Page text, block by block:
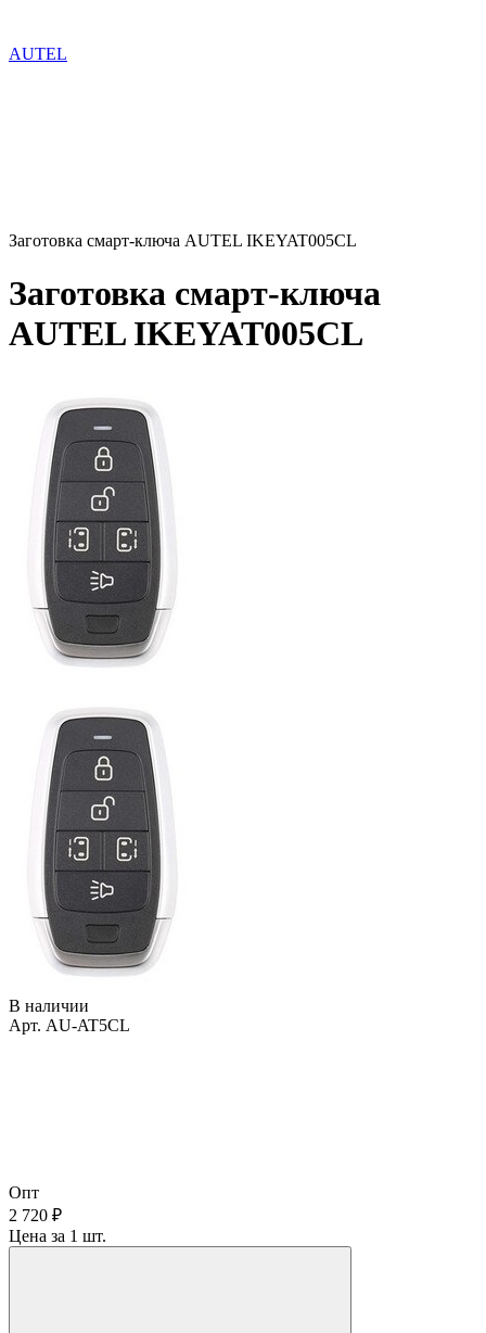
AUTEL
Заготовка смарт-ключа AUTEL IKEYAT005CL
Заготовка смарт-ключа
AUTEL IKEYAT005CL
В наличии
Арт. AU-AT5CL
Опт
2 720 ₽
Цена за 1 шт.